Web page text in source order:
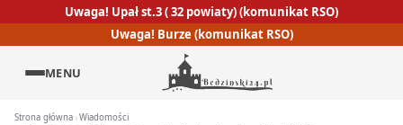
Uwaga! Upał st.3 ( 32 powiaty) (komunikat RSO)
Uwaga! Burze (komunikat RSO)
MENU
Strona główna Wiadomości